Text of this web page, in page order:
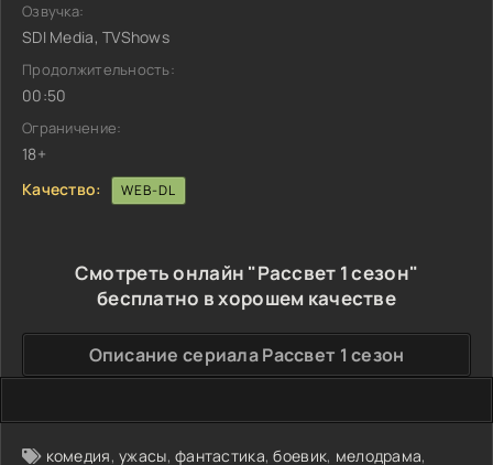
Озвучка:
SDI Media, TVShows
Продолжительность:
00:50
Ограничение:
18+
Качество:
WEB-DL
Смотреть онлайн "Рассвет 1 сезон"
бесплатно в хорошем качестве
Описание сериала Рассвет 1 сезон
комедия,ужасы,фантастика,боевик, мелодрама,